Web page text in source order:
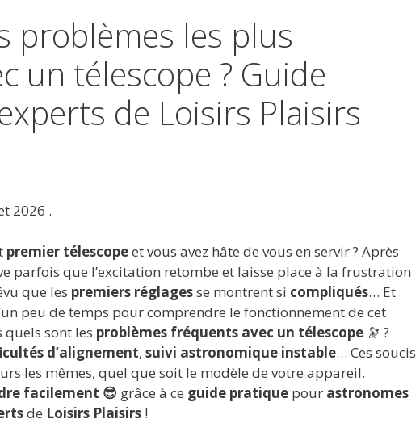
problèmes les plus
un télescope ? Guide
de Loisirs Plaisirs
2026 .
premier télescopeet vous avez hâte de vous en servir ? Après
parfois que l’excitation retombe et laisse place à la frustration
que les premiers réglagesse montrent si compliqués… Et
peu de temps pour comprendre le fonctionnement de cet
sont les problèmes fréquents avec un télescope 🔭 ?
d’alignement, suivi astronomique instable… Ces soucis
les mêmes, quel que soit le modèle de votre appareil.
facilement 😎 grâce à ce guide pratique pour astronomes
de Loisirs Plaisirs !